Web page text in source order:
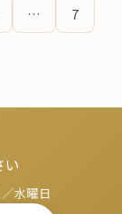
… 7
い
水曜日